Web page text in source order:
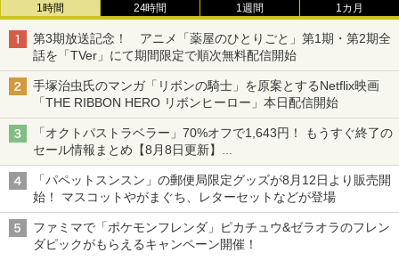
1時間 24時間 1週間 1カ月
第3期放送記念！ アニメ「薬屋のひとりごと」第1期・第2期全
話を「TVer」にて期間限定で順次無料配信開始
手塚治虫氏のマンガ「リボンの騎士」を原案とするNetflix映画
「THE RIBBON HERO リボンヒーロー」本日配信開始
「オクトパストラベラー」70%オフで1,643円！ もうすぐ終了の
セール情報まとめ【8月8日更新】
ニンテンドーeショップでは「大神 絶景版」が67%オフで990円
「パペットスンスン」の郵便局限定グッズが8月12日より販売開
始！ マスコットやがまぐち、レターセットなどが登場
ファミマで「ポケモンフレンダ」ピカチュウ&ゼラオラのフレン
ダピックがもらえるキャンペーン開催！